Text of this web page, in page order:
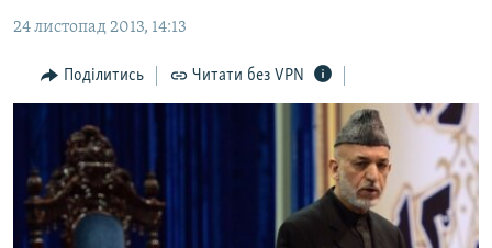
основної
Перейти
до
БЛОГИ
ПОГЛЯД
ВСЕ ЗА ДЕНЬ
СПЕЦПРОЕКТИ
ДЕПОРТАЦІЯ
ЯК ОБІЙТИ БЛОКУВАННЯ
24 листопад 2013, 14:13
Поділитись Читати без VPN